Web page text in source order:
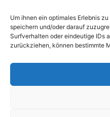
Um ihnen ein optimales Erlebnis
speichern und/oder darauf
Surfverhalten oder eindeutige IDs
zurückziehen, können bestimmte